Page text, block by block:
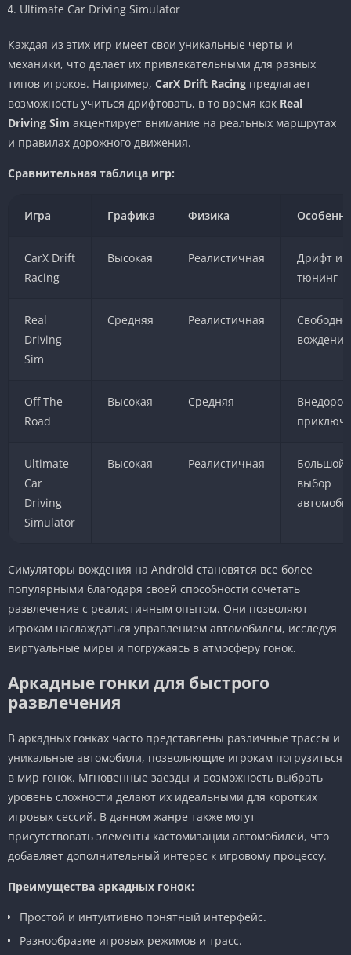
Ultimate Car Driving Simulator
Каждая из этих игр имеет свои уникальные черты и
механики, что делает их привлекательными для разных
типов игроков. Например, CarX Drift Racing предлагает
возможность учиться дрифтовать, в то время как Real
Driving Sim акцентирует внимание на реальных маршрутах
и правилах дорожного движения.
Сравнительная таблица игр:
Игра Графика Физика
CarX Drift
Racing
Высокая Реалистичная
Дрифт и
тюнинг
Real
Driving
Sim
Средняя Реалистичная
вождение
Off The
Road
Высокая Средняя
Ultimate
Car
Driving
Simulator
Высокая Реалистичная
Большой
выбор
Симуляторы вождения на Android становятся все более
популярными благодаря своей способности сочетать
развлечение с реалистичным опытом. Они позволяют
игрокам наслаждаться управлением автомобилем, исследуя
виртуальные миры и погружаясь в атмосферу гонок.
Аркадные гонки для быстрого
развлечения
В аркадных гонках часто представлены различные трассы и
уникальные автомобили, позволяющие игрокам погрузиться
в мир гонок. Мгновенные заезды и возможность выбрать
уровень сложности делают их идеальными для коротких
игровых сессий. В данном жанре также могут
присутствовать элементы кастомизации автомобилей, что
добавляет дополнительный интерес к игровому процессу.
Преимущества аркадных гонок:
Простой и интуитивно понятный интерфейс.
Разнообразие игровых режимов и трасс.